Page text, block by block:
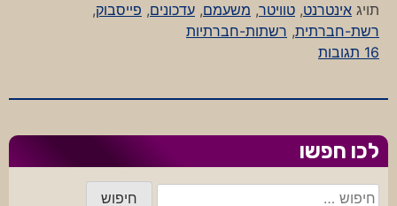
תויג אינטרנט, טוויטר, משעמם, עדכונים, פייסבוק,
רשת-חברתית, רשתות-חברתיות
16 תגובות
על
לא
לכו חפשו
חיפוש: